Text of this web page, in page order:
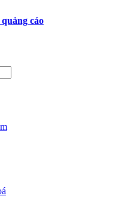
cáo